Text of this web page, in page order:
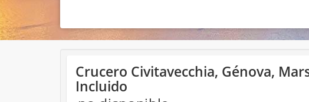
Crucero Civitavecchia, Génova,
Incluido